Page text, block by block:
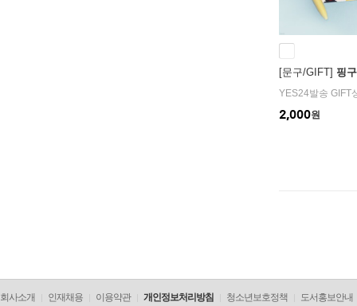
[문구/GIFT] 핑
YES24발송 GIFT
2,000원
회사소개 인재채용 이용약관 개인정보처리방침 청소년보호정책 도서홍보안내